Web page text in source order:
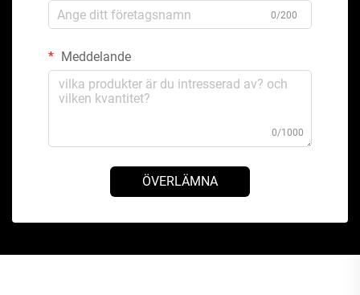
0/200
Meddelande
0/1000
ÖVERLÄMNA